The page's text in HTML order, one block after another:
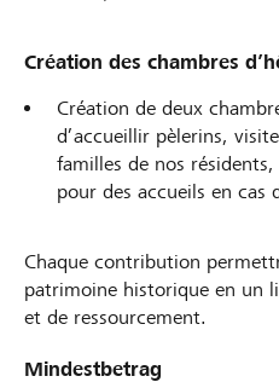
Création des chambres
Création de deux
d’accueillir pèlerins,
familles de nos
pour des accueils en cas
Chaque contribution
patrimoine historique en un
et de ressourcement.
Mindestbetrag